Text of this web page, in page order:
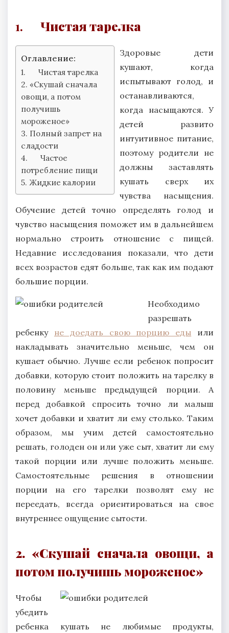
1. Чистая тарелка
Оглавление:
1. Чистая тарелка
2. «Скушай сначала
овощи, а потом
получишь
мороженое»
3. Полный запрет на
сладости
4. Частое
потребление пищи
5. Жидкие калории
Здоровые дети
кушают, когда
испытывают голод, и
останавливаются,
когда насыщаются. У
детей развито
интуитивное питание,
поэтому родители не
должны заставлять
кушать сверх их
чувства насыщения.
Обучение детей точно определять голод и
чувство насыщения поможет им в дальнейшем
нормально строить отношение с пищей.
Недавние исследования показали, что дети
всех возрастов едят больше, так как им подают
большие порции.
Необходимо
разрешать
ребенку не доедать свою порцию еды или
накладывать значительно меньше, чем он
кушает обычно. Лучше если ребенок попросит
добавки, которую стоит положить на тарелку в
половину меньше предыдущей порции. А
перед добавкой спросить точно ли малыш
хочет добавки и хватит ли ему столько. Таким
образом, мы учим детей самостоятельно
решать, голоден он или уже сыт, хватит ли ему
такой порции или лучше положить меньше.
Самостоятельные решения в отношении
порции на его тарелки позволят ему не
переедать, всегда ориентироваться на свое
внутреннее ощущение сытости.
2. «Скушай сначала овощи, а
потом получишь мороженое»
Чтобы
убедить
ребенка кушать не любимые продукты,